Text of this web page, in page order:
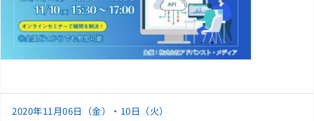
2020年11月06日（金）・10日（火）